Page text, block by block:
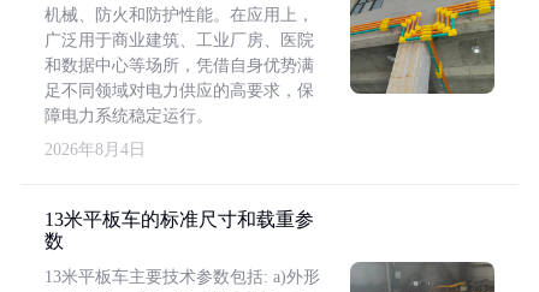
机械、防火和防护性能。在应用上，
广泛用于商业建筑、工业厂房、医院
和数据中心等场所，凭借自身优势满
足不同领域对电力供应的高要求，保
障电力系统稳定运行。
2026年8月4日
13米平板车的标准尺寸和载重参
数
13米平板车主要技术参数包括: a)外形